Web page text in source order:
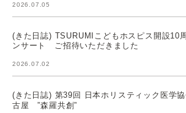
2026.07.05
(きた日誌) TSURUMIこどもホスピス開設10
ンサート ご招待いただきました
2026.07.02
(きた日誌) 第39回 日本ホリスティック医学
古屋 ”森羅共創”